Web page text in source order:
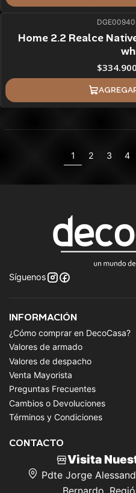
DGE00940
Home 2.2 Realce
$334.900
1 2 3 4
Síguenos
INFORMACIÓN
¿Cómo comprar en DecoCasa?
Valores de armado
Valores de despacho
Venta Mayorista
Preguntas Frecuentes
Cambios o Devoluciones
Términos y Condiciones
CONTACTO
Visita
Pdte Jorge